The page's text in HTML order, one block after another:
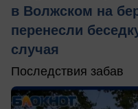
в Волжском на
перенесли
случая
Последствия забав